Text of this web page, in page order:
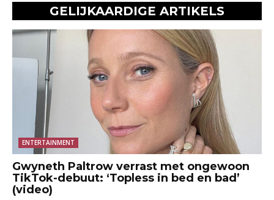
GELIJKAARDIGE ARTIKELS
ENTERTAINMENT
Gwyneth Paltrow verrast met ongewoon
TikTok-debuut: ‘Topless in bed en bad’
(video)